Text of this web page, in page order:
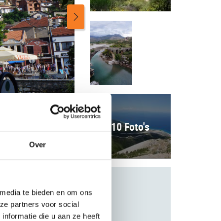
Over
te bieden en om ons
partners voor social
die u aan ze heeft
10 Foto's